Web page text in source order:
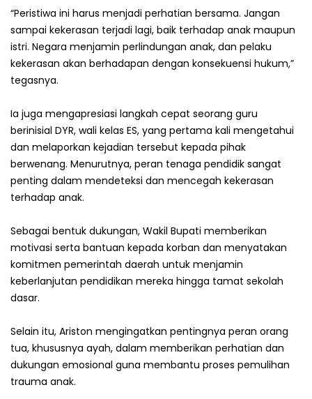
“Peristiwa ini harus menjadi perhatian bersama. Jangan
sampai kekerasan terjadi lagi, baik terhadap anak maupun
istri. Negara menjamin perlindungan anak, dan pelaku
kekerasan akan berhadapan dengan konsekuensi hukum,”
tegasnya.
Ia juga mengapresiasi langkah cepat seorang guru
berinisial DYR, wali kelas ES, yang pertama kali mengetahui
dan melaporkan kejadian tersebut kepada pihak
berwenang. Menurutnya, peran tenaga pendidik sangat
penting dalam mendeteksi dan mencegah kekerasan
terhadap anak.
Sebagai bentuk dukungan, Wakil Bupati memberikan
motivasi serta bantuan kepada korban dan menyatakan
komitmen pemerintah daerah untuk menjamin
keberlanjutan pendidikan mereka hingga tamat sekolah
dasar.
Selain itu, Ariston mengingatkan pentingnya peran orang
tua, khususnya ayah, dalam memberikan perhatian dan
dukungan emosional guna membantu proses pemulihan
trauma anak.